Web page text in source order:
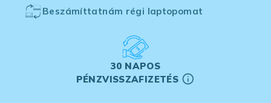
Beszámíttatnám régi laptopomat
30 NAPOS
PÉNZVISSZAFIZETÉS